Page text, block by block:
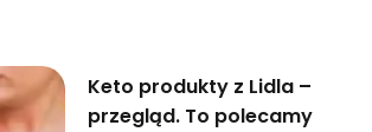
Keto produkty z Lidla –
przegląd. To polecamy